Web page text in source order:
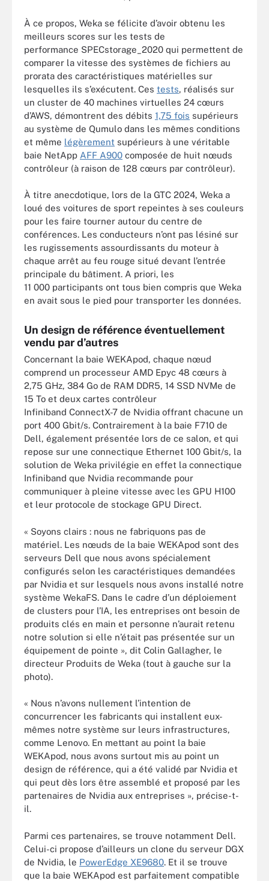
À ce propos, Weka se félicite d’avoir obtenu les
meilleurs scores sur les tests de
performance SPECstorage_2020 qui permettent de
comparer la vitesse des systèmes de fichiers au
prorata des caractéristiques matérielles sur
lesquelles ils s’exécutent. Ces tests, réalisés sur
un cluster de 40 machines virtuelles 24 cœurs
d’AWS, démontrent des débits 1,75 fois supérieurs
au système de Qumulo dans les mêmes conditions
et même légèrement supérieurs à une véritable
baie NetApp AFF A900 composée de huit nœuds
contrôleur (à raison de 128 cœurs par contrôleur).
À titre anecdotique, lors de la GTC 2024, Weka a
loué des voitures de sport repeintes à ses couleurs
pour les faire tourner autour du centre de
conférences. Les conducteurs n’ont pas lésiné sur
les rugissements assourdissants du moteur à
chaque arrêt au feu rouge situé devant l’entrée
principale du bâtiment. A priori, les
11 000 participants ont tous bien compris que Weka
en avait sous le pied pour transporter les données.
Un design de référence éventuellement
vendu par d’autres
Concernant la baie WEKApod, chaque nœud
comprend un processeur AMD Epyc 48 cœurs à
2,75 GHz, 384 Go de RAM DDR5, 14 SSD NVMe de
15 To et deux cartes contrôleur
Infiniband ConnectX-7 de Nvidia offrant chacune un
port 400 Gbit/s. Contrairement à la baie F710 de
Dell, également présentée lors de ce salon, et qui
repose sur une connectique Ethernet 100 Gbit/s, la
solution de Weka privilégie en effet la connectique
Infiniband que Nvidia recommande pour
communiquer à pleine vitesse avec les GPU H100
et leur protocole de stockage GPU Direct.
« Soyons clairs : nous ne fabriquons pas de
matériel. Les nœuds de la baie WEKApod sont des
serveurs Dell que nous avons spécialement
configurés selon les caractéristiques demandées
par Nvidia et sur lesquels nous avons installé notre
système WekaFS. Dans le cadre d’un déploiement
de clusters pour l’IA, les entreprises ont besoin de
produits clés en main et personne n’aurait retenu
notre solution si elle n’était pas présentée sur un
équipement de pointe », dit Colin Gallagher, le
directeur Produits de Weka (tout à gauche sur la
photo).
« Nous n’avons nullement l’intention de
concurrencer les fabricants qui installent eux-
mêmes notre système sur leurs infrastructures,
comme Lenovo. En mettant au point la baie
WEKApod, nous avons surtout mis au point un
design de référence, qui a été validé par Nvidia et
qui peut dès lors être assemblé et proposé par les
partenaires de Nvidia aux entreprises », précise-t-
il.
Parmi ces partenaires, se trouve notamment Dell.
Celui-ci propose d’ailleurs un clone du serveur DGX
de Nvidia, le PowerEdge XE9680. Et il se trouve
que la baie WEKApod est parfaitement compatible